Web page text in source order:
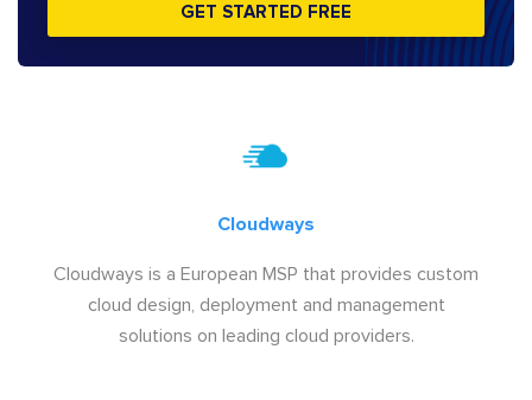
GET STARTED FREE
Cloudways
Cloudways is a European MSP that provides custom
cloud design, deployment and management
solutions on leading cloud providers.